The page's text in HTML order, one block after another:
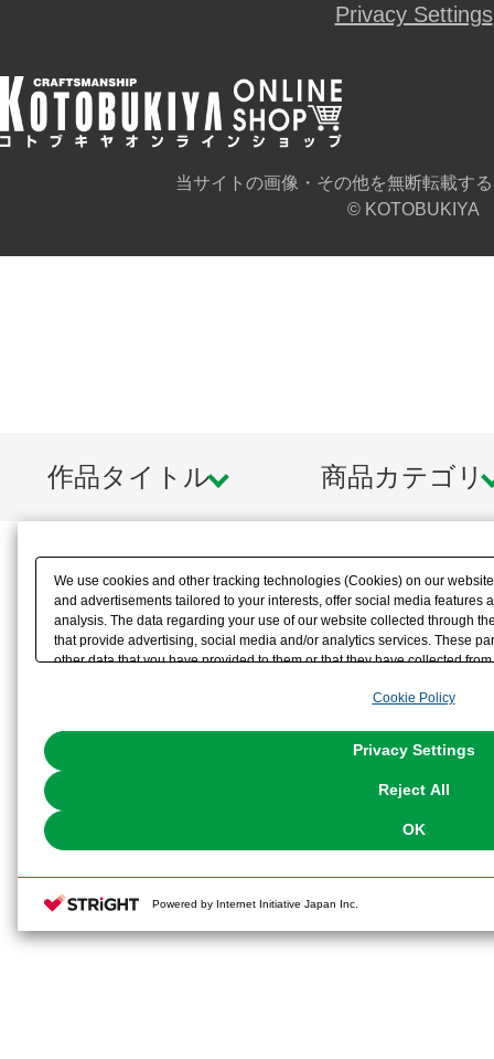
Privacy Settings
当サイトの画像・その他を無断転載す
© KOTOBUKIYA
作品タイトル 商品カテゴリ
We use cookies and other tracking technologies (Cookies) on our
and advertisements tailored to your interests, offer social media features
analysis. The data regarding your use of our website collected through
that provide advertising, social media and/or analytics services. These
other data that you have provided to them or that they have collected
the use of all Cookies except for Strictly Necessary Cookies, please
You can change your consent or rejection settings at any time via
Cookie Policy
Privacy Settings
Reject All
OK
Powered by Internet Initiative Japan Inc.